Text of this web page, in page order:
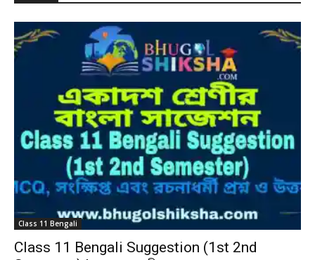
Class 11 Bengali
Class 11 Bengali Suggestion (1st 2nd